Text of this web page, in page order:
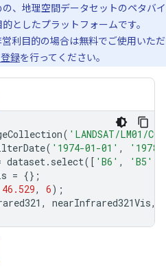
、地理空間データセットのペタバイ
としたプラットフォームです。
利目的の場合は無料でご使用いただ
録を行ってください。
( 'LANDSAT/LM01/
( '1974-01-01' ,
dataset. select([ 'B6' , 'B5'
= {};
46.529, 6);
, nearInfrared321Vis,